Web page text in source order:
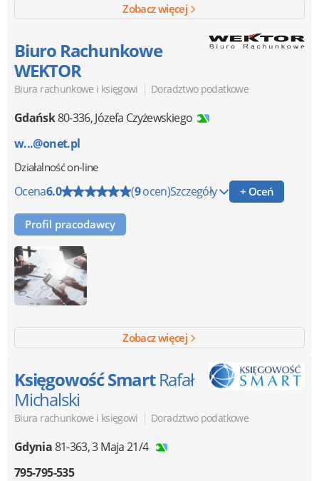
Zobacz więcej
Biuro Rachunkowe
WEKTOR
Biura rachunkowe i księgowi | Doradztwo podatkowe
Gdańsk80-336,Józefa Czyżewskiego
w...@onet.pl
Działalność on-line
Ocena6.0 (9ocen)Szczegóły + Oceń
Profil pracodawcy
Zobacz więcej
Księgowość Smart Rafał
Michalski
Biura rachunkowe i księgowi | Doradztwo podatkowe
Gdynia81-363,3 Maja 21/4
795-795-535